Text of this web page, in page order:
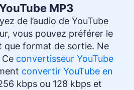
MP3
de l’audio de YouTube
vous pouvez préférer le
que format de sortie. Ne
convertisseur YouTube
convertir YouTube en
kbps ou 128 kbps et